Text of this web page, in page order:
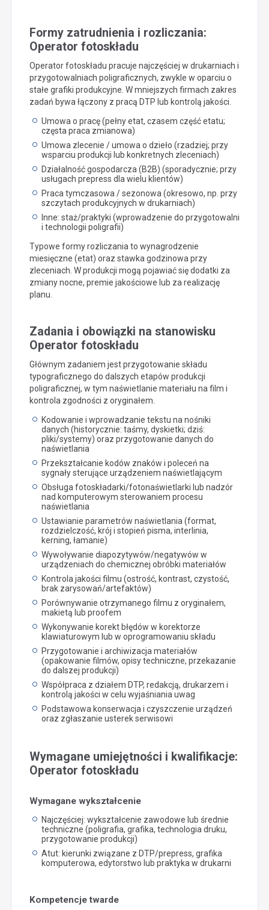
Formy zatrudnienia i rozliczania:
Operator fotoskładu
Operator fotoskładu pracuje najczęściej w drukarniach i
przygotowalniach poligraficznych, zwykle w oparciu o
stałe grafiki produkcyjne. W mniejszych firmach zakres
zadań bywa łączony z pracą DTP lub kontrolą jakości.
Umowa o pracę (pełny etat, czasem część etatu;
częsta praca zmianowa)
Umowa zlecenie / umowa o dzieło (rzadziej; przy
wsparciu produkcji lub konkretnych zleceniach)
Działalność gospodarcza (B2B) (sporadycznie; przy
usługach prepress dla wielu klientów)
Praca tymczasowa / sezonowa (okresowo, np. przy
szczytach produkcyjnych w drukarniach)
Inne: staż/praktyki (wprowadzenie do przygotowalni
i technologii poligrafii)
Typowe formy rozliczania to wynagrodzenie
miesięczne (etat) oraz stawka godzinowa przy
zleceniach. W produkcji mogą pojawiać się dodatki za
zmiany nocne, premie jakościowe lub za realizację
planu.
Zadania i obowiązki na stanowisku
Operator fotoskładu
Głównym zadaniem jest przygotowanie składu
typograficznego do dalszych etapów produkcji
poligraficznej, w tym naświetlanie materiału na film i
kontrola zgodności z oryginałem.
Kodowanie i wprowadzanie tekstu na nośniki
danych (historycznie: taśmy, dyskietki; dziś:
pliki/systemy) oraz przygotowanie danych do
naświetlania
Przekształcanie kodów znaków i poleceń na
sygnały sterujące urządzeniem naświetlającym
Obsługa fotoskładarki/fotonaświetlarki lub nadzór
nad komputerowym sterowaniem procesu
naświetlania
Ustawianie parametrów naświetlania (format,
rozdzielczość, krój i stopień pisma, interlinia,
kerning, łamanie)
Wywoływanie diapozytywów/negatywów w
urządzeniach do chemicznej obróbki materiałów
Kontrola jakości filmu (ostrość, kontrast, czystość,
brak zarysowań/artefaktów)
Porównywanie otrzymanego filmu z oryginałem,
makietą lub proofem
Wykonywanie korekt błędów w korektorze
klawiaturowym lub w oprogramowaniu składu
Przygotowanie i archiwizacja materiałów
(opakowanie filmów, opisy techniczne, przekazanie
do dalszej produkcji)
Współpraca z działem DTP, redakcją, drukarzem i
kontrolą jakości w celu wyjaśniania uwag
Podstawowa konserwacja i czyszczenie urządzeń
oraz zgłaszanie usterek serwisowi
Wymagane umiejętności i kwalifikacje:
Operator fotoskładu
Wymagane wykształcenie
Najczęściej: wykształcenie zawodowe lub średnie
techniczne (poligrafia, grafika, technologia druku,
przygotowanie produkcji)
Atut: kierunki związane z DTP/prepress, grafika
komputerowa, edytorstwo lub praktyka w drukarni
Kompetencje twarde